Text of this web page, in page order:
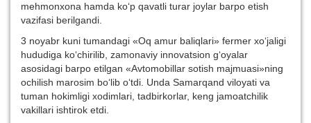
mehmonxona hamda ko‘p qavatli turar joylar barpo etish
vazifasi berilgandi.
3 noyabr kuni tumandagi «Oq amur baliqlari» fermer xo‘jaligi
hududiga ko‘chirilib, zamonaviy innovatsion g‘oyalar
asosidagi barpo etilgan «Avtomobillar sotish majmuasi»ning
ochilish marosim bo‘lib o‘tdi. Unda Samarqand viloyati va
tuman hokimligi xodimlari, tadbirkorlar, keng jamoatchilik
vakillari ishtirok etdi.